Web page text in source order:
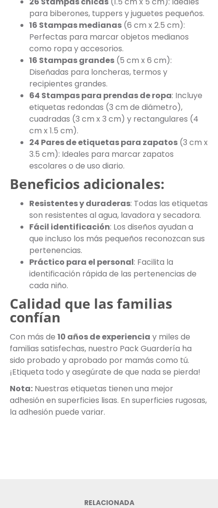
para biberones, tuppers y juguetes pequeños.
16 Stampas medianas (6 cm x 2.5 cm):
Perfectas para marcar objetos medianos
como ropa y accesorios.
16 Stampas grandes (5 cm x 6 cm):
Diseñadas para loncheras, termos y
recipientes grandes.
64 Stampas para prendas de ropa: Incluye
etiquetas redondas (3 cm de diámetro),
cuadradas (3 cm x 3 cm) y rectangulares (4
cm x 1.5 cm).
24 Pares de etiquetas para zapatos (3 cm x
3.5 cm): Ideales para marcar zapatos
escolares o de uso diario.
Beneficios adicionales:
Resistentes y duraderas: Todas las etiquetas
son resistentes al agua, lavadora y secadora.
Fácil identificación: Los diseños ayudan a
que incluso los más pequeños reconozcan sus
pertenencias.
Práctico para el personal: Facilita la
identificación rápida de las pertenencias de
cada niño.
Calidad que las familias
confían
Con más de 10 años de experiencia y miles de
familias satisfechas, nuestro Pack Guardería ha
sido probado y aprobado por mamás como tú.
¡Etiqueta todo y asegúrate de que nada se pierda!
Nota: Nuestras etiquetas tienen una mejor
adhesión en superficies lisas. En superficies rugosas,
la adhesión puede variar.
RELACIONADA